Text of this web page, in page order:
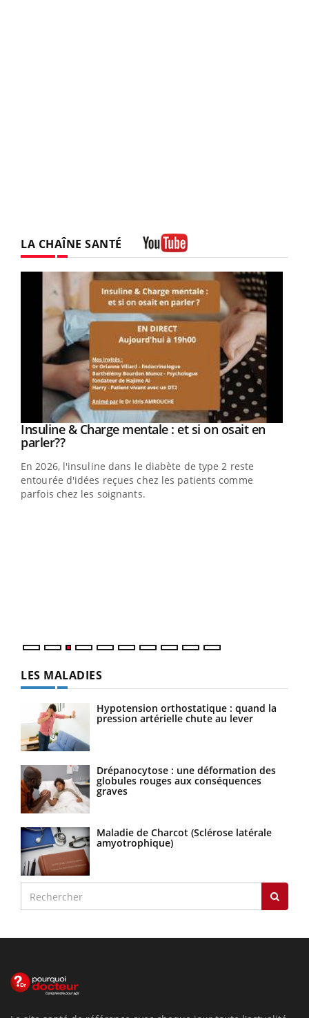
LA CHAÎNE SANTÉ
Youtube
Insuline & Charge mentale : et si on osait en
parler??Youtube
En 2026, l'insuline dans le diabète de type 2 reste
entourée d'idées reçues chez les patients comme
parfois chez les soignants.
LES MALADIES
Hypotension orthostatique : quand la
pression artérielle chute au lever
Drépanocytose : une déformation des
globules rouges aux conséquences
graves
Maladie de Charcot (Sclérose latérale
amyotrophique)